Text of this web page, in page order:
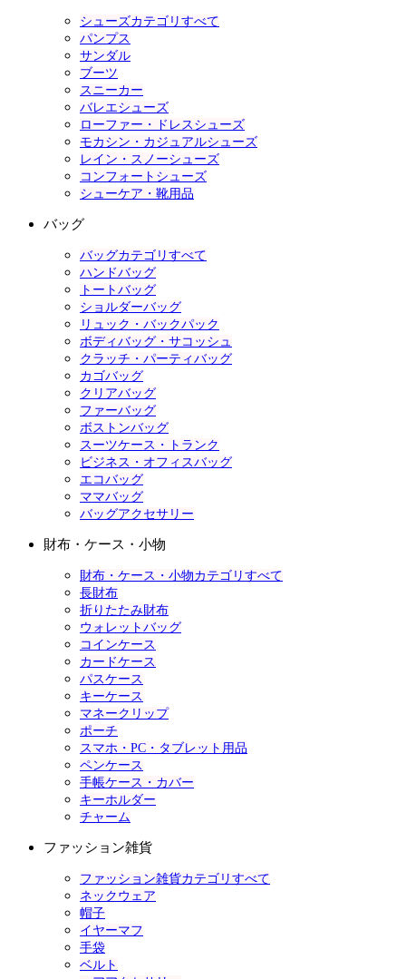
シューズカテゴリすべて
パンプス
サンダル
ブーツ
スニーカー
バレエシューズ
ローファー・ドレスシューズ
モカシン・カジュアルシューズ
レイン・スノーシューズ
コンフォートシューズ
シューケア・靴用品
バッグ
バッグカテゴリすべて
ハンドバッグ
トートバッグ
ショルダーバッグ
リュック・バックパック
ボディバッグ・サコッシュ
クラッチ・パーティバッグ
カゴバッグ
クリアバッグ
ファーバッグ
ボストンバッグ
スーツケース・トランク
ビジネス・オフィスバッグ
エコバッグ
ママバッグ
バッグアクセサリー
財布・ケース・小物
財布・ケース・小物カテゴリすべて
長財布
折りたたみ財布
ウォレットバッグ
コインケース
カードケース
パスケース
キーケース
マネークリップ
ポーチ
スマホ・PC・タブレット用品
ペンケース
手帳ケース・カバー
キーホルダー
チャーム
ファッション雑貨
ファッション雑貨カテゴリすべて
ネックウェア
帽子
イヤーマフ
手袋
ベルト